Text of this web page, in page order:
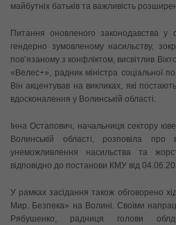
майбутніх батьків та важливість
Питання оновленого законодавства у
гендерно зумовленому насильству,
пов’язаному з конфліктом, висвітлив
«Велес+», радник міністра соціальної
Він акцентував на викликах, які
вдосконалення у Волинській області.
Інна Остапович, начальниця сектору
Волинській області, розповіла про
унеможливлення насильства та
відповідно до постанови КМУ від
У рамках засідання також обговорено
Мир. Безпека» на Волині. Своїми
Рябушенко, радниця голови